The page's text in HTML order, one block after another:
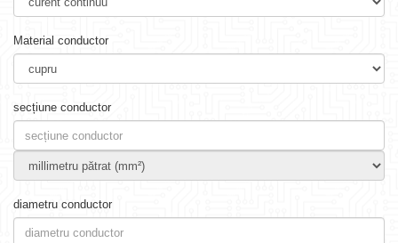
Material conductor
secțiune conductor
diametru conductor